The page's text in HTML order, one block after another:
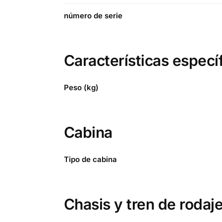
número de serie
Características
Peso (kg)
Cabina
Tipo de cabina
Chasis y tren de